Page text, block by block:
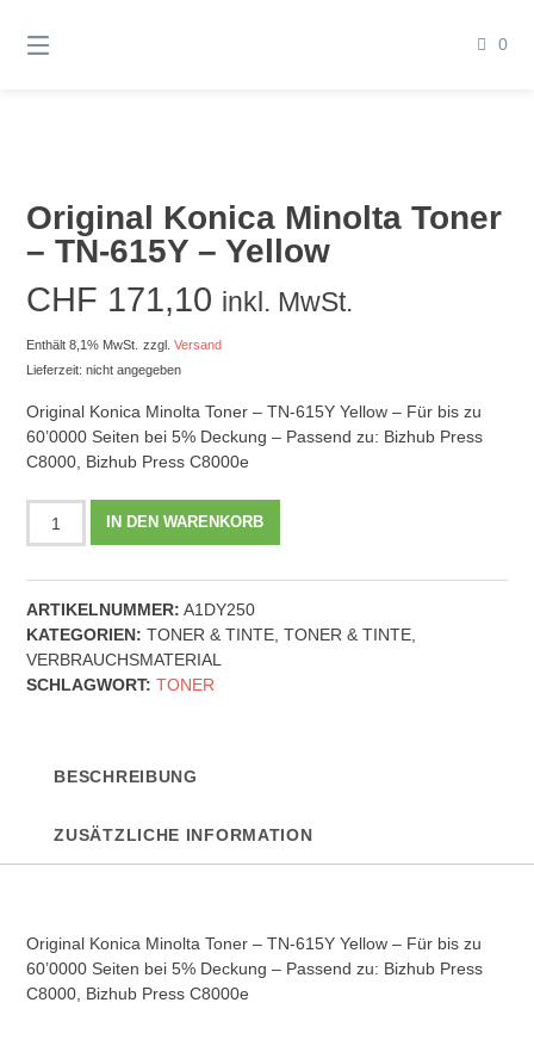
zum
0
Original Konica Minolta Toner
– TN-615Y – Yellow
CHF 171,10 inkl. MwSt.
Enthält 8,1% MwSt. zzgl.Versand
Lieferzeit: nicht angegeben
Original Konica Minolta Toner – TN-615Y Yellow – Für bis zu
60’0000 Seiten bei 5% Deckung – Passend zu: Bizhub Press
C8000, Bizhub Press C8000e
Konica
Toner
-
TN-
615Y
-
IN DEN WARENKORB
ARTIKELNUMMER: A1DY250
KATEGORIEN: TONER & TINTE ,TONER & TINTE
VERBRAUCHSMATERIAL
SCHLAGWORT: TONER
BESCHREIBUNG
ZUSÄTZLICHE INFORMATION
Original Konica Minolta Toner – TN-615Y Yellow – Für bis zu
60’0000 Seiten bei 5% Deckung – Passend zu: Bizhub Press
C8000, Bizhub Press C8000e